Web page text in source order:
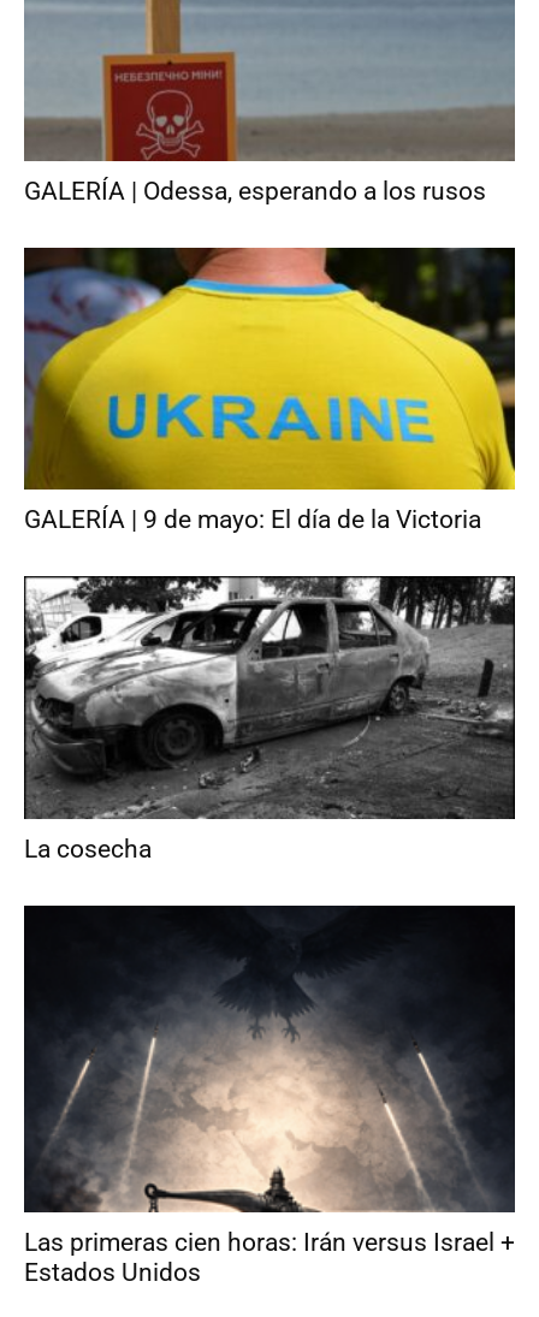
GALERÍA | Odessa, esperando a los rusos
GALERÍA | 9 de mayo: El día de la Victoria
La cosecha
Las primeras cien horas: Irán versus Israel +
Estados Unidos